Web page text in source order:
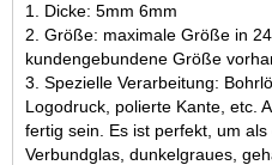
1. Dicke: 5mm 6mm
2. Größe: maximale Größe in
kundengebundene Größe
3. Spezielle Verarbeitung:
Logodruck, polierte Kante, etc.
fertig sein. Es ist perfekt, um
Verbundglas, dunkelgraues,